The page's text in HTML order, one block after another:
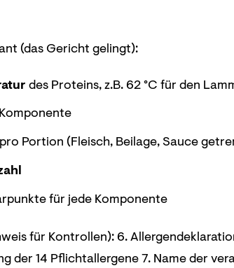
(das Gericht gelingt):
des Proteins, z.B. 62 °C für den
Portion (Fleisch, Beilage, Sauce
für jede Komponente
für Kontrollen): 6.
der 14 Pflichtallergene 7. Name der